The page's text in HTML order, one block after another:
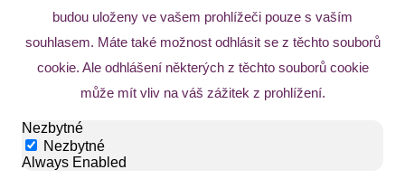
budou uloženy ve vašem prohlížeči pouze s vaším
souhlasem. Máte také možnost odhlásit se z těchto souborů
cookie. Ale odhlášení některých z těchto souborů cookie
může mít vliv na váš zážitek z prohlížení.
Nezbytné
Nezbytné
Always Enabled